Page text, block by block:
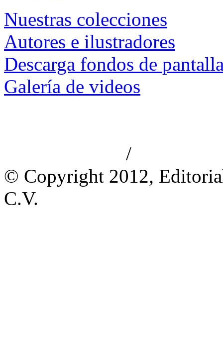
Nuestras colecciones
Autores e ilustradores
Descarga fondos de
Galería de videos
/
© Copyright 2012,
C.V.